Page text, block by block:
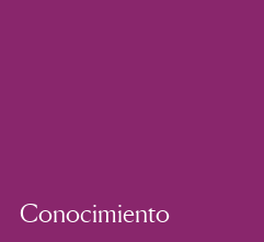
Conocimiento